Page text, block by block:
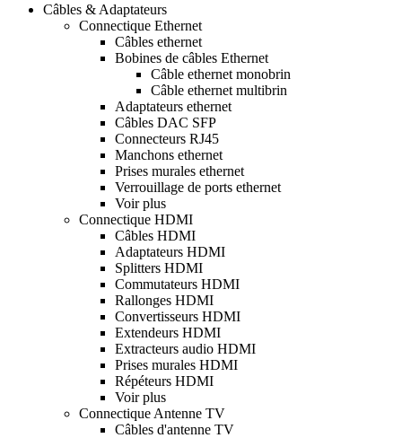
Câbles & Adaptateurs
Connectique Ethernet
Câbles ethernet
Bobines de câbles Ethernet
Câble ethernet monobrin
Câble ethernet multibrin
Adaptateurs ethernet
Câbles DAC SFP
Connecteurs RJ45
Manchons ethernet
Prises murales ethernet
Verrouillage de ports ethernet
Voir plus
Connectique HDMI
Câbles HDMI
Adaptateurs HDMI
Splitters HDMI
Commutateurs HDMI
Rallonges HDMI
Convertisseurs HDMI
Extendeurs HDMI
Extracteurs audio HDMI
Prises murales HDMI
Répéteurs HDMI
Voir plus
Connectique Antenne TV
Câbles d'antenne TV